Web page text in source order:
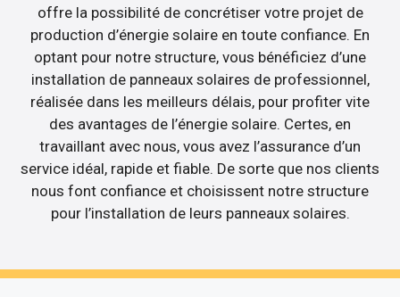
offre la possibilité de concrétiser votre projet de
production d’énergie solaire en toute confiance. En
optant pour notre structure, vous bénéficiez d’une
installation de panneaux solaires de professionnel,
réalisée dans les meilleurs délais, pour profiter vite
des avantages de l’énergie solaire. Certes, en
travaillant avec nous, vous avez l’assurance d’un
service idéal, rapide et fiable. De sorte que nos clients
nous font confiance et choisissent notre structure
pour l’installation de leurs panneaux solaires.